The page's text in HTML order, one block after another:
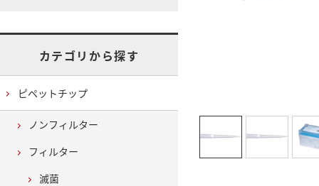
カテゴリから探す
ピペットチップ
ノンフィルター
フィルター
滅菌